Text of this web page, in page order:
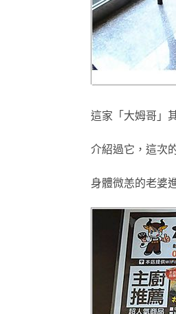
這家「 大姆哥 」
介紹過它 ，這次
身體微恙的老婆